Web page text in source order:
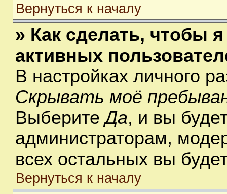
Вернуться к началу
» Как сделать, чтобы
активных
В настройках личного
Скрывать моё
ВыберитеДа, и вы
администраторам,
всех остальных вы
Вернуться к началу